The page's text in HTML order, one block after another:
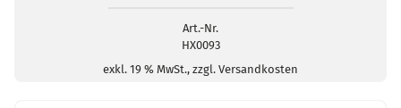
Sicherheitsbuchsen
Ø
4
Art.-Nr.
HX0093
exkl. 19 % MwSt., zzgl. Versandkosten